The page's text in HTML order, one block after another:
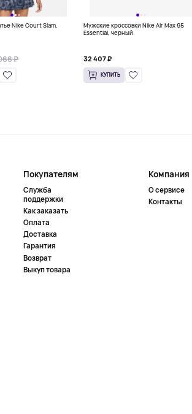
Nike Court Slam,
₽
Мужские кроссовки Nike Air Max 95
Essential, черный
32 407 ₽
КУПИТЬ
Покупателям
Служба
поддержки
Как заказать
Оплата
Доставка
Гарантия
Возврат
Выкуп товара
Компания
О сервисе
Контакты